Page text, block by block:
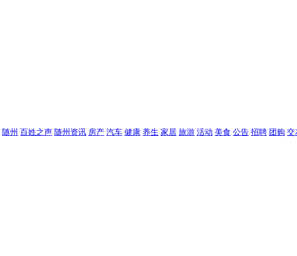
随州 百姓之声 随州资讯 房产 汽车 健康 养生 家居 旅游 活动 美食 公告 招聘 团购 交